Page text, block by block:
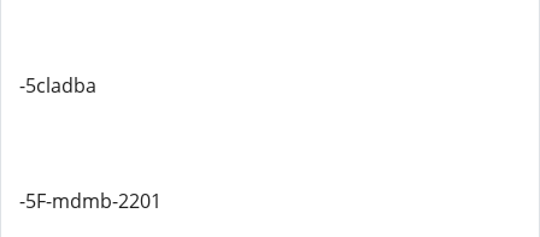
-5cladba
-5F-mdmb-2201